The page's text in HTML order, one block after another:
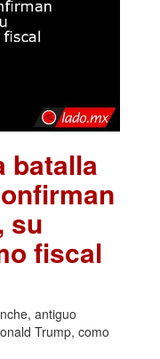
batalla
su
fiscal
antiguo
Trump, como